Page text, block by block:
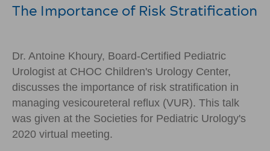
The Importance of Risk Stratification
Dr. Antoine Khoury, Board-Certified Pediatric
Urologist at CHOC Children's Urology Center,
discusses the importance of risk stratification in
managing vesicoureteral reflux (VUR). This talk
was given at the Societies for Pediatric Urology's
2020 virtual meeting.